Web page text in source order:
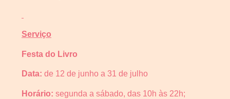
Serviço
Festa do Livro
Data: de 12 de junho a 31 de julho
Horário: segunda a sábado, das 10h às 22h;